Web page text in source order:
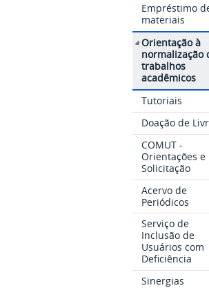
Empréstimo
materiais
Orientação à
normalização
trabalhos
acadêmicos
Tutoriais
Doação de
COMUT -
Orientações e
Solicitação
Acervo de
Periódicos
Serviço de
Inclusão de
Usuários com
Deficiência
Sinergias